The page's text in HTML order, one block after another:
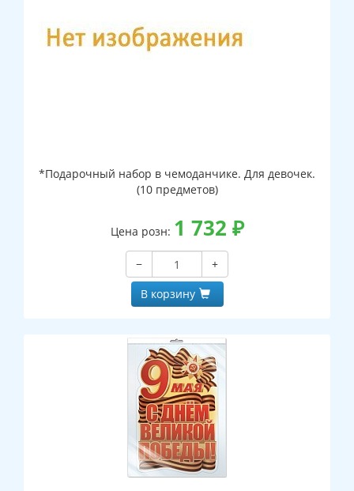
*Подарочный набор в чемоданчике. Для девочек.
(10 предметов)
Цена розн: 1 732 ₽
−
+
В корзину